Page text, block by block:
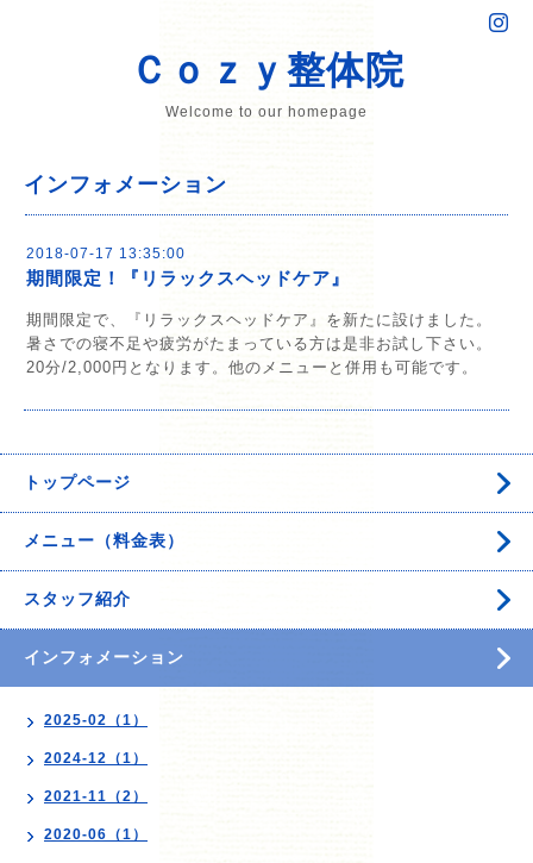
Ｃｏｚｙ整体院
Welcome to our homepage
インフォメーション
2018-07-17 13:35:00
期間限定！『リラックスヘッドケア』
期間限定で、『リラックスヘッドケア』を新たに設けました。
暑さでの寝不足や疲労がたまっている方は是非お試し下さい。
20分/2,000円となります。他のメニューと併用も可能です。
トップページ
メニュー（料金表）
スタッフ紹介
インフォメーション
2025-02（1）
2024-12（1）
2021-11（2）
2020-06（1）